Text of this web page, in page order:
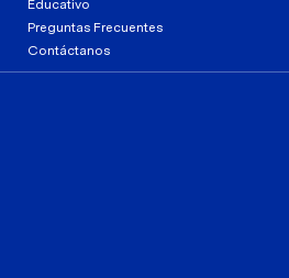
Educativo
Preguntas Frecuentes
Contáctanos